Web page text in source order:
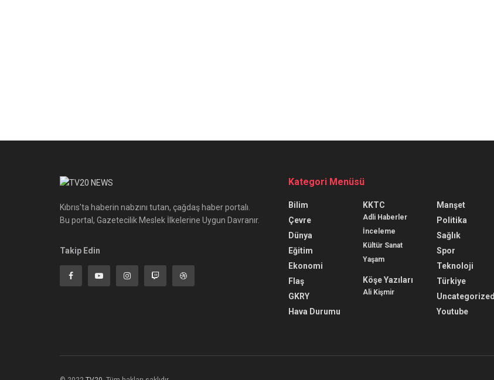
Kıbrıs'ta haberin nabzını tutan, çağdaş haber portalı.
Bu portal, Gazetecilik Meslek İlkelerine Uygun Davranır.
Takip Edin
Kategori Menüsü
Bilim
Çevre
Dünya
Eğitim
Ekonomi
Flaş
GKRY
Hava Durumu
KKTC
Adli Haberler
İnceleme
Kültür Sanat
Yaşam
Köşe Yazıları
Ali Kişmir
Manşet
Politika
Sağlık
Spor
Teknoloji
Türkiye
Uncategorized
Youtube